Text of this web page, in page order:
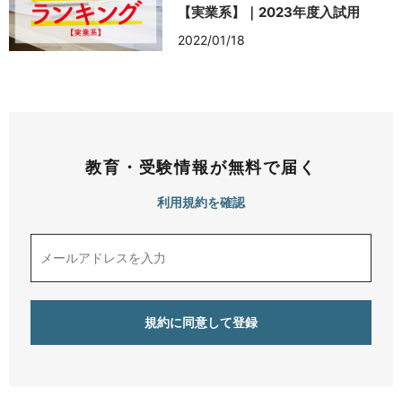
【実業系】｜2023年度入試用
2022/01/18
教育・受験情報が無料で届く
利用規約を確認